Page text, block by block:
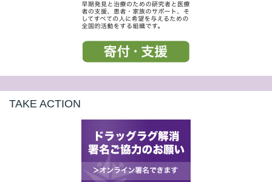
TAKE ACTION